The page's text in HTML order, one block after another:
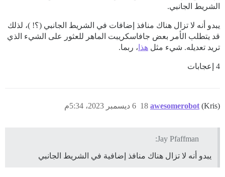
الشريط الجانبي.
يبدو أنه لا تزال هناك منافذ إضافات في الشريط الجانبي (؟! )، لذلك
قد يتطلب الأمر بعض جافاسكريبت الماهر للعثور على الشيء الذي
تريد تعديله. شيء مثل هذا ، ربما.
4 إعجابات
awesomerobot (Kris) 6 ديسمبر 2023، 5:34م 18
Jay Pfaffman:
يبدو أنه لا تزال هناك منافذ إضافية في الشريط الجانبي